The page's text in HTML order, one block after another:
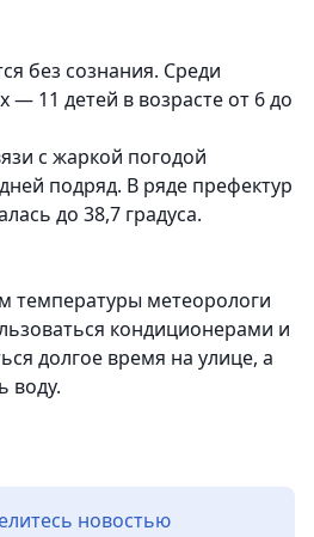
без сознания. Среди
— 11 детей в возрасте от 6 до
с жаркой погодой
подряд. В ряде префектур
до 38,7 градуса.
температуры метеорологи
кондиционерами и
долгое время на улице, а
воду.
новостью